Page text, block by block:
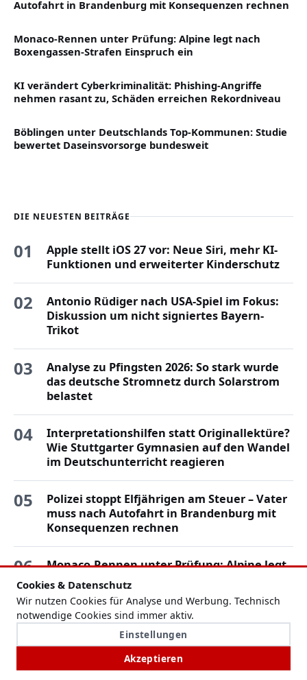
Cookies & Datenschutz
Wir nutzen Cookies für Analyse und Werbung. Technisch
notwendige Cookies sind immer aktiv.
Einstellungen
Akzeptieren
Autofahrt in Brandenburg mit Konsequenzen rechnen
Monaco-Rennen unter Prüfung: Alpine legt nach
Boxengassen-Strafen Einspruch ein
KI verändert Cyberkriminalität: Phishing-Angriffe
nehmen rasant zu, Schäden erreichen Rekordniveau
Böblingen unter Deutschlands Top-Kommunen: Studie
bewertet Daseinsvorsorge bundesweit
DIE NEUESTEN BEITRÄGE
01
Apple stellt iOS 27 vor: Neue Siri, mehr KI-
Funktionen und erweiterter Kinderschutz
02
Antonio Rüdiger nach USA-Spiel im Fokus:
Diskussion um nicht signiertes Bayern-
Trikot
03
Analyse zu Pfingsten 2026: So stark wurde
das deutsche Stromnetz durch Solarstrom
belastet
04
Interpretationshilfen statt Originallektüre?
Wie Stuttgarter Gymnasien auf den Wandel
im Deutschunterricht reagieren
05
Polizei stoppt Elfjährigen am Steuer – Vater
muss nach Autofahrt in Brandenburg mit
Konsequenzen rechnen
06
Monaco-Rennen unter Prüfung: Alpine legt
nach Boxengassen-Strafen Einspruch ein
07
KI verändert Cyberkriminalität: Phishing-
Angriffe nehmen rasant zu, Schäden
erreichen Rekordniveau